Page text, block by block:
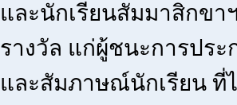
และนักเรียนสัมมาสิกข
รางวัล แก่ผู้ชนะการประ
และสัมภาษณ์นักเรียน ที่